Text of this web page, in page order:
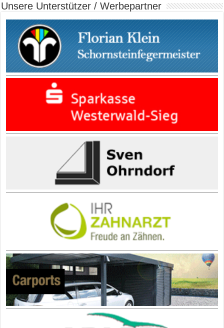
Unsere Unterstützer / Werbepartner